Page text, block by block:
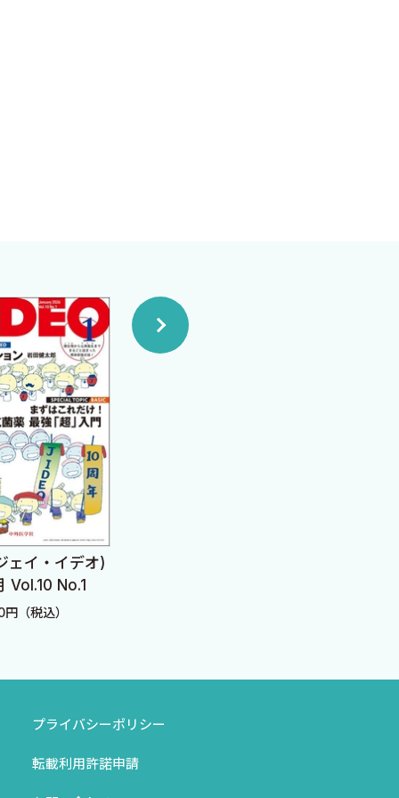
帝国は生き残ったが，北部
いのです．こうやって，
の略で，アメリカの
というのがあっ
ビューするという方法でと
家がこれに答えるという
と思っています．質問，答
幸せはありません．
の中畑謙様に心から御礼申
お答えいただいたプロの先
ェイ・イデオ)
Vol.10 No.1
（税込）
プライバシーポリシー
転載利用許諾申請